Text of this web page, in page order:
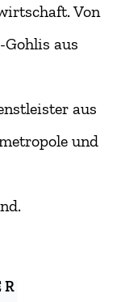
Von
aus
aus
und